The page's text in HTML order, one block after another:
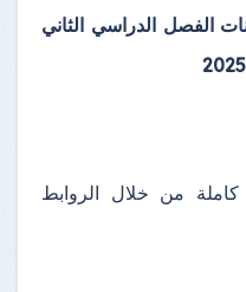
الفصل الدراسي الثاني
كاملة من خلال الروابط